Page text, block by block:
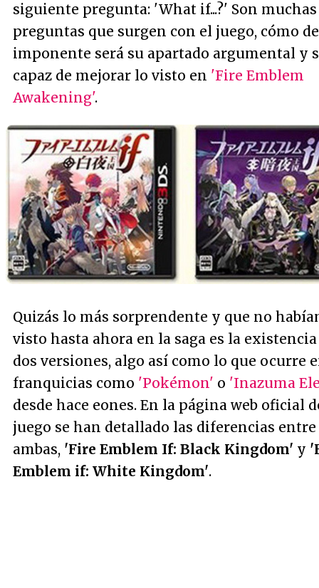
siguiente pregunta: 'What if...?' Son
preguntas que surgen con el juego, cómo de
imponente será su apartado argumental y
capaz de mejorar lo visto en 'Fire Emblem
Awakening'.
Quizás lo más sorprendente y que no
visto hasta ahora en la saga es la existencia
dos versiones, algo así como lo que ocurre
franquicias como 'Pokémon' o 'Inazuma
desde hace eones. En la página web oficial
juego se han detallado las diferencias entre
ambas, 'Fire Emblem If: Black Kingdom' y
Emblem if: White Kingdom'.